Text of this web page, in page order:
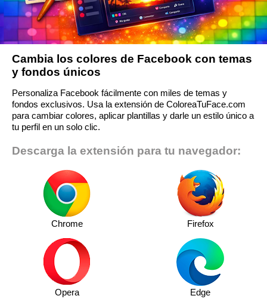
Cambia los colores de Facebook con temas
y fondos únicos
Personaliza Facebook fácilmente con miles de temas y
fondos exclusivos. Usa la extensión de ColoreaTuFace.com
para cambiar colores, aplicar plantillas y darle un estilo único a
tu perfil en un solo clic.
Descarga la extensión para tu navegador:
Chrome Firefox
Opera Edge